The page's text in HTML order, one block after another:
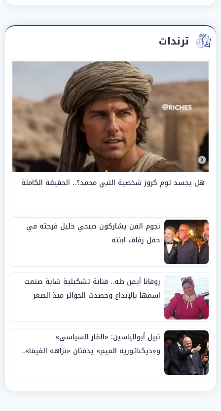
ترندات
هل يجسد توم كروز شخصية النبي محمد؟.. الحقيقة الكاملة
نجوم الفن يشاركون صبحي خليل فرحته في
حفل زفاف ابنته
روفانا أيمن طه.. فنانة تشكيلية شابة صنعت
اسمها بالإبداع وحصدت الجوائز منذ الصغر
نبيل أبوالياسين: «الفار السياسي»
و«ديكتاتورية الميم» يدفنان «نزاهة الفيفا»..